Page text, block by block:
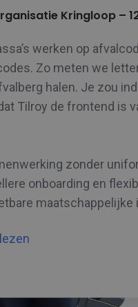
Kringloop –
werken op
Zo meten we
halen. Je zou
Tilroy de frontend is
zonder
onboarding en
maatschappelijke